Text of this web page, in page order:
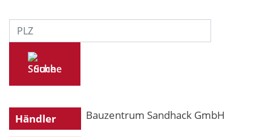
Suche
Händler Bauzentrum Sandhack GmbH